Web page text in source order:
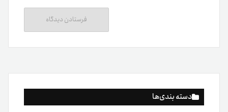
دسته بندی‌ها